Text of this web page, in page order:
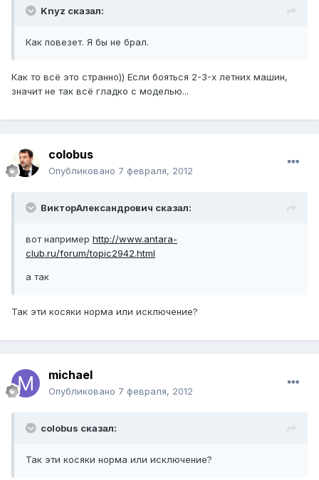
Knyz сказал:
Как повезет. Я бы не брал.
Как то всё это странно)) Если бояться 2-3-х летних машин,
значит не так всё гладко с моделью...
colobus
Опубликовано 7 февраля, 2012
ВикторАлександрович сказал:
вот например http://www.antara-
club.ru/forum/topic2942.html
а так
Так эти косяки норма или исключение?
michael
Опубликовано 7 февраля, 2012
colobus сказал:
Так эти косяки норма или исключение?